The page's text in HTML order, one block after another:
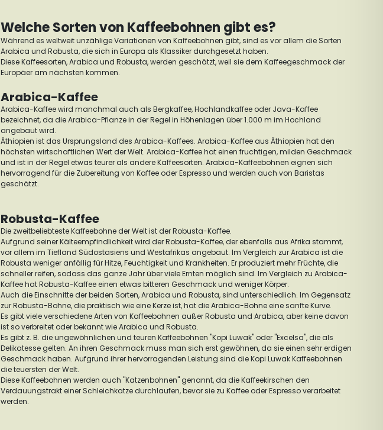
Welche Sorten von Kaffeebohnen gibt es?
Während es weltweit unzählige Variationen von Kaffeebohnen gibt, sind es vor allem die Sorten
Arabica und Robusta, die sich in Europa als Klassiker durchgesetzt haben.
Diese Kaffeesorten, Arabica und Robusta, werden geschätzt, weil sie dem Kaffeegeschmack der
Europäer am nächsten kommen.
Arabica-Kaffee
Arabica-Kaffee wird manchmal auch als Bergkaffee, Hochlandkaffee oder Java-Kaffee
bezeichnet, da die Arabica-Pflanze in der Regel in Höhenlagen über 1.000 m im Hochland
angebaut wird.
Äthiopien ist das Ursprungsland des Arabica-Kaffees. Arabica-Kaffee aus Äthiopien hat den
höchsten wirtschaftlichen Wert der Welt. Arabica-Kaffee hat einen fruchtigen, milden Geschmack
und ist in der Regel etwas teurer als andere Kaffeesorten. Arabica-Kaffeebohnen eignen sich
hervorragend für die Zubereitung von Kaffee oder Espresso und werden auch von Baristas
geschätzt.
Robusta-Kaffee
Die zweitbeliebteste Kaffeebohne der Welt ist der Robusta-Kaffee.
Aufgrund seiner Kälteempfindlichkeit wird der Robusta-Kaffee, der ebenfalls aus Afrika stammt,
vor allem im Tiefland Südostasiens und Westafrikas angebaut. Im Vergleich zur Arabica ist die
Robusta weniger anfällig für Hitze, Feuchtigkeit und Krankheiten. Er produziert mehr Früchte, die
schneller reifen, sodass das ganze Jahr über viele Ernten möglich sind. Im Vergleich zu Arabica-
Kaffee hat Robusta-Kaffee einen etwas bitteren Geschmack und weniger Körper.
Auch die Einschnitte der beiden Sorten, Arabica und Robusta, sind unterschiedlich. Im Gegensatz
zur Robusta-Bohne, die praktisch wie eine Kerze ist, hat die Arabica-Bohne eine sanfte Kurve.
Es gibt viele verschiedene Arten von Kaffeebohnen außer Robusta und Arabica, aber keine davon
ist so verbreitet oder bekannt wie Arabica und Robusta.
Es gibt z. B. die ungewöhnlichen und teuren Kaffeebohnen "Kopi Luwak" oder "Excelsa", die als
Delikatesse gelten. An ihren Geschmack muss man sich erst gewöhnen, da sie einen sehr erdigen
Geschmack haben. Aufgrund ihrer hervorragenden Leistung sind die Kopi Luwak Kaffeebohnen
die teuersten der Welt.
Diese Kaffeebohnen werden auch "Katzenbohnen" genannt, da die Kaffeekirschen den
Verdauungstrakt einer Schleichkatze durchlaufen, bevor sie zu Kaffee oder Espresso verarbeitet
werden.